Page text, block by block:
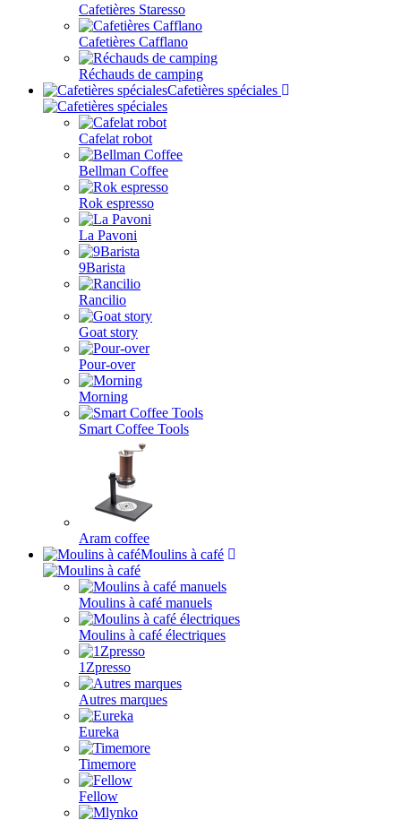
Cafetières Staresso
Cafetières Cafflano
Réchauds de camping
Cafetières spéciales
Cafelat robot
Bellman Coffee
Rok espresso
La Pavoni
9Barista
Rancilio
Goat story
Pour-over
Morning
Smart Coffee Tools
Aram coffee
Moulins à café
Moulins à café manuels
Moulins à café électriques
1Zpresso
Autres marques
Eureka
Timemore
Fellow